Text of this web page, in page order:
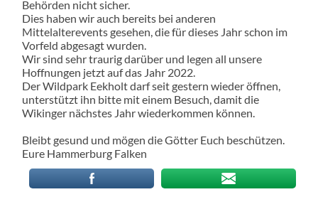
Behörden nicht sicher.
Dies haben wir auch bereits bei anderen
Mittelalterevents gesehen, die für dieses Jahr schon im
Vorfeld abgesagt wurden.
Wir sind sehr traurig darüber und legen all unsere
Hoffnungen jetzt auf das Jahr 2022.
Der Wildpark Eekholt darf seit gestern wieder öffnen,
unterstützt ihn bitte mit einem Besuch, damit die
Wikinger nächstes Jahr wiederkommen können.
Bleibt gesund und mögen die Götter Euch beschützen.
Eure Hammerburg Falken